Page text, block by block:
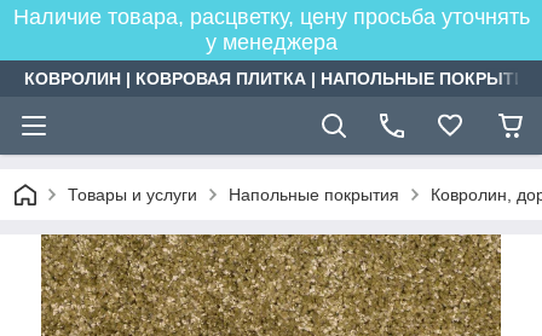
Наличие товара, расцветку, цену просьба уточнять
у менеджера
КОВРОЛИН | КОВРОВАЯ ПЛИТКА | НАПОЛЬНЫЕ
Товары и услуги Напольные покрытия Ковролин,